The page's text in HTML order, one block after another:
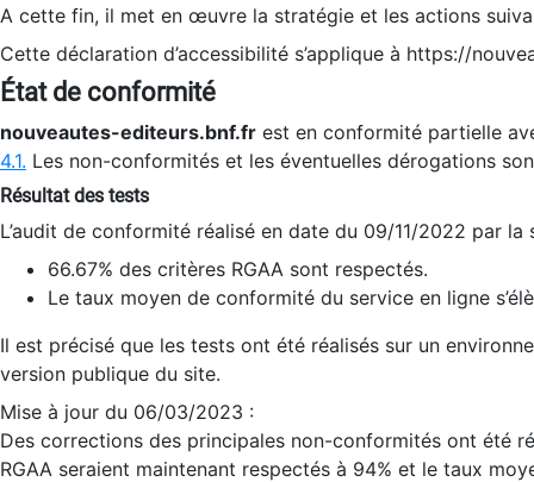
A cette fin, il met en œuvre la stratégie et les actions
Cette déclaration d’accessibilité s’applique à https://
État de conformité
nouveautes-editeurs.bnf.fr est en conformité partielle
4.1. Les non-conformités et les éventuelles dérogations
Résultat des tests
L’audit de conformité réalisé en date du 09/11/2022 par
66.67% des critères RGAA sont respectés.
Le taux moyen de conformité du service en ligne
Il est précisé que les tests ont été réalisés sur un
version publique du site.
Mise à jour du 06/03/2023 :
Des corrections des principales non-conformités ont été
RGAA seraient maintenant respectés à 94% et le taux